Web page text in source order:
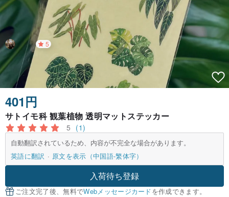
5
401円
サトイモ科 観葉植物 透明マットステッカー
5 (1)
自動翻訳されているため、内容が不完全な場合があります。
英語に翻訳
原文を表示（中国語-繁体字）
入荷待ち登録
ご注文完了後、無料でWebメッセージカードを作成できます。